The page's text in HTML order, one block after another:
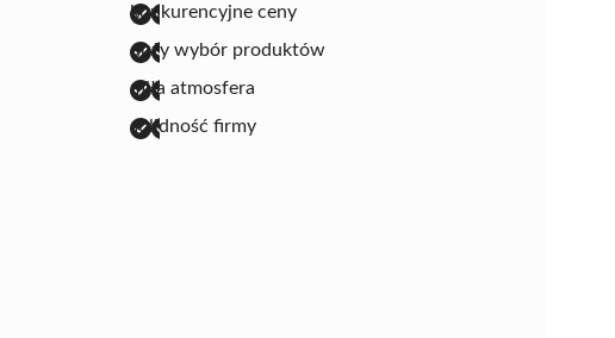
konkurencyjne ceny
duży wybór produktów
miła atmosfera
solidność firmy